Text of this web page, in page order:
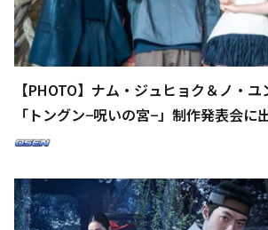
【PHOTO】ナム・ジュヒョク＆ノ・
「トングン−呪いの宮−」制作発表会に